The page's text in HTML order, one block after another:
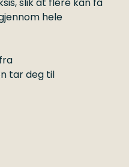
hele
tar deg til